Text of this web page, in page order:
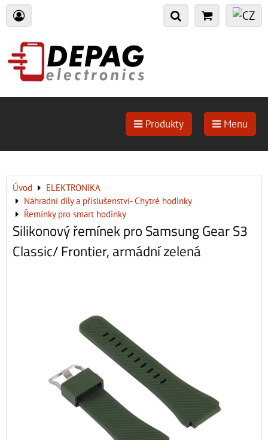
Produkty Menu
Úvod
ELEKTRONIKA
Náhradní díly a příslušenství- Chytré hodinky
Řemínky pro smart hodinky
Silikonový řemínek pro Samsung Gear S3
Classic/ Frontier, armádní zelená